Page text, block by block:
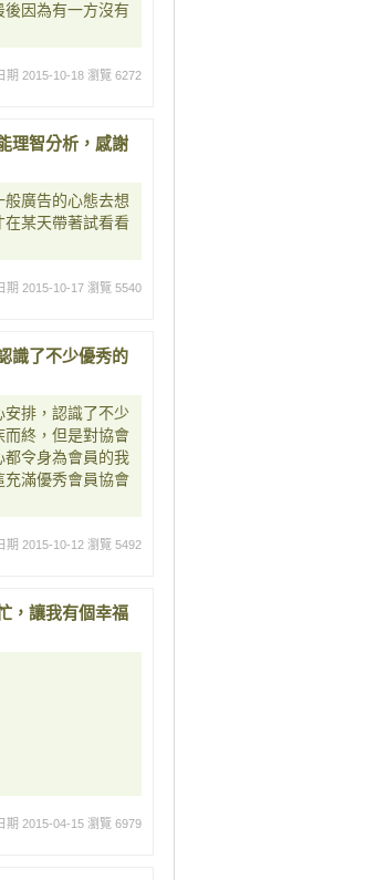
後因為有一方沒有
期 2015-10-18 瀏覽 6272
理智分析，感謝
廣告的心態去想
在某天帶著試看看
期 2015-10-17 瀏覽 5540
識了不少優秀的
安排，認識了不少
而終，但是對協會
都令身為會員的我
充滿優秀會員協會
期 2015-10-12 瀏覽 5492
，讓我有個幸福
期 2015-04-15 瀏覽 6979